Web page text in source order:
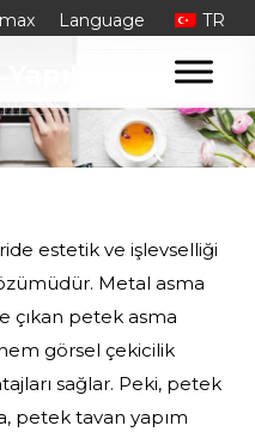
Language TR
estetik ve işlevselliği
Metal asma
çıkan petek asma
görsel çekicilik
sağlar. Peki, petek
petek tavan yapım